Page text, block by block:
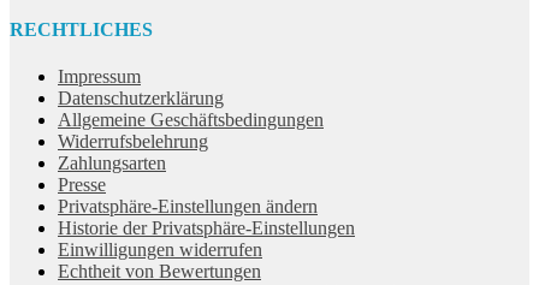
RECHTLICHES
Impressum
Datenschutzerklärung
Allgemeine Geschäftsbedingungen
Widerrufsbelehrung
Zahlungsarten
Presse
Privatsphäre-Einstellungen ändern
Historie der Privatsphäre-Einstellungen
Einwilligungen widerrufen
Echtheit von Bewertungen